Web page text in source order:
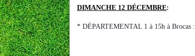
DIMANCHE 12 DÉCEMBRE:
* DÉPARTEMENTAL 1 à 15h à Brocas :